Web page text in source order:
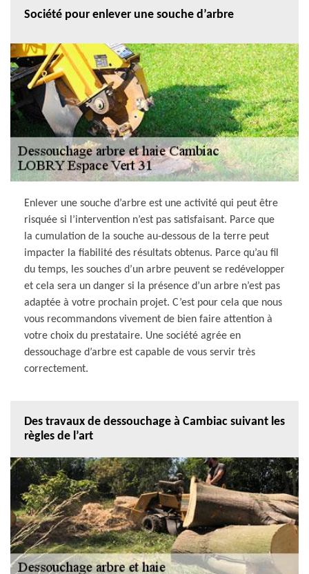
Société pour enlever une souche d’arbre
Enlever une souche d’arbre est une activité qui peut être
risquée si l’intervention n’est pas satisfaisant. Parce que
la cumulation de la souche au-dessous de la terre peut
impacter la fiabilité des résultats obtenus. Parce qu’au fil
du temps, les souches d’un arbre peuvent se redévelopper
et cela sera un danger si la présence d’un arbre n’est pas
adaptée à votre prochain projet. C’est pour cela que nous
vous recommandons vivement de bien faire attention à
votre choix du prestataire. Une société agrée en
dessouchage d’arbre est capable de vous servir très
correctement.
Des travaux de dessouchage à Cambiac suivant les
règles de l’art